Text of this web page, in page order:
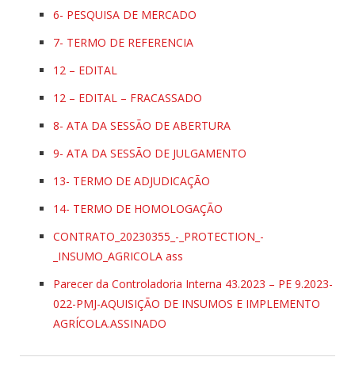
6- PESQUISA DE MERCADO
7- TERMO DE REFERENCIA
12 – EDITAL
12 – EDITAL – FRACASSADO
8- ATA DA SESSÃO DE ABERTURA
9- ATA DA SESSÃO DE JULGAMENTO
13- TERMO DE ADJUDICAÇÃO
14- TERMO DE HOMOLOGAÇÃO
CONTRATO_20230355_-_PROTECTION_-
_INSUMO_AGRICOLA ass
Parecer da Controladoria Interna 43.2023 – PE 9.2023-
022-PMJ-AQUISIÇÃO DE INSUMOS E IMPLEMENTO
AGRÍCOLA.ASSINADO